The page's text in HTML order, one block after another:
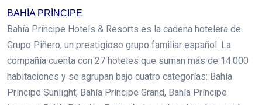
BAHÍA PRÍNCIPE
Bahía Príncipe Hotels & Resorts es la cadena hotelera de
Grupo Piñero, un prestigioso grupo familiar español. La
compañía cuenta con 27 hoteles que suman más de 14.000
habitaciones y se agrupan bajo cuatro categorías: Bahía
Príncipe Sunlight, Bahía Príncipe Grand, Bahía Príncipe